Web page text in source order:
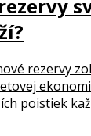
rezervy
poistiek